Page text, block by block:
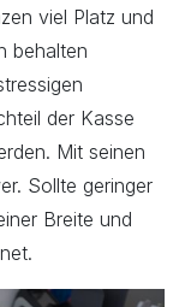
viel Platz und
behalten
der Kasse
Mit seinen
Sollte geringer
Breite und